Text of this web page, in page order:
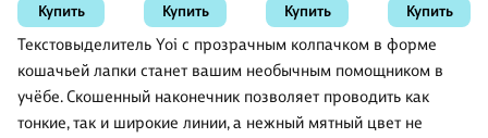
Текстовыделитель Yoi с прозрачным колпачком в форме
кошачьей лапки станет вашим необычным помощником в
учёбе. Скошенный наконечник позволяет проводить как
тонкие, так и широкие линии, а нежный мятный цвет не
в
ассортименте
Купить
Gold,
MunHwa
Купить
0,5 мм,
Pastel, Yoi, в
Купить
5 мм х 6 м
Купить